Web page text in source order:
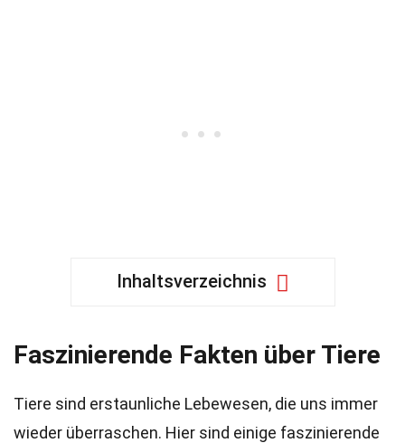
Inhaltsverzeichnis
Faszinierende Fakten über Tiere
Tiere sind erstaunliche Lebewesen, die uns immer
wieder überraschen. Hier sind einige faszinierende